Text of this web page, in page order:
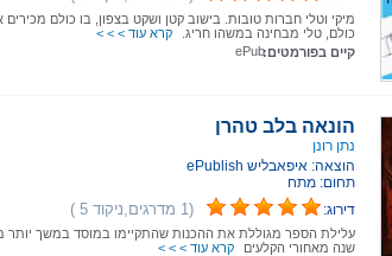
מיקי וטלי חברות טובות. בישוב קטן ושקט בצפון, בו כולם מכירים
כולם, טלי מבחינה במשהו חריג.
קרא עוד > > >
קיים בפורמטים:ePub
הונאה בלב טהרן
נתן רונן
הוצאה: איפאבליש ePublish
תחום: מתח
דירוג:
(1 מדרגים,ניקוד 5 )
עלילת הספר מגוללת את ההכנות שהתקיימו במוסד במשך יותר
שנה מאחורי הקלעים
קרא עוד > > >